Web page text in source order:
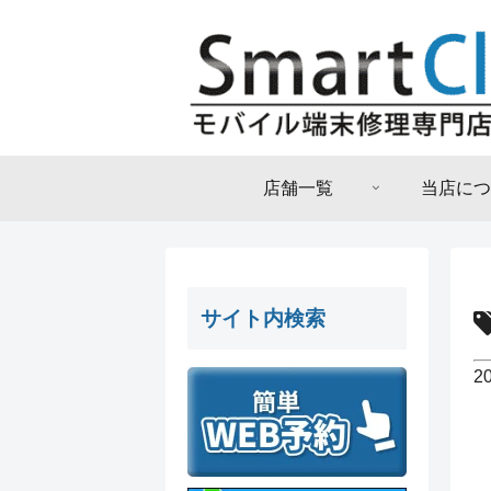
店舗一覧 当店に
サイト内検索